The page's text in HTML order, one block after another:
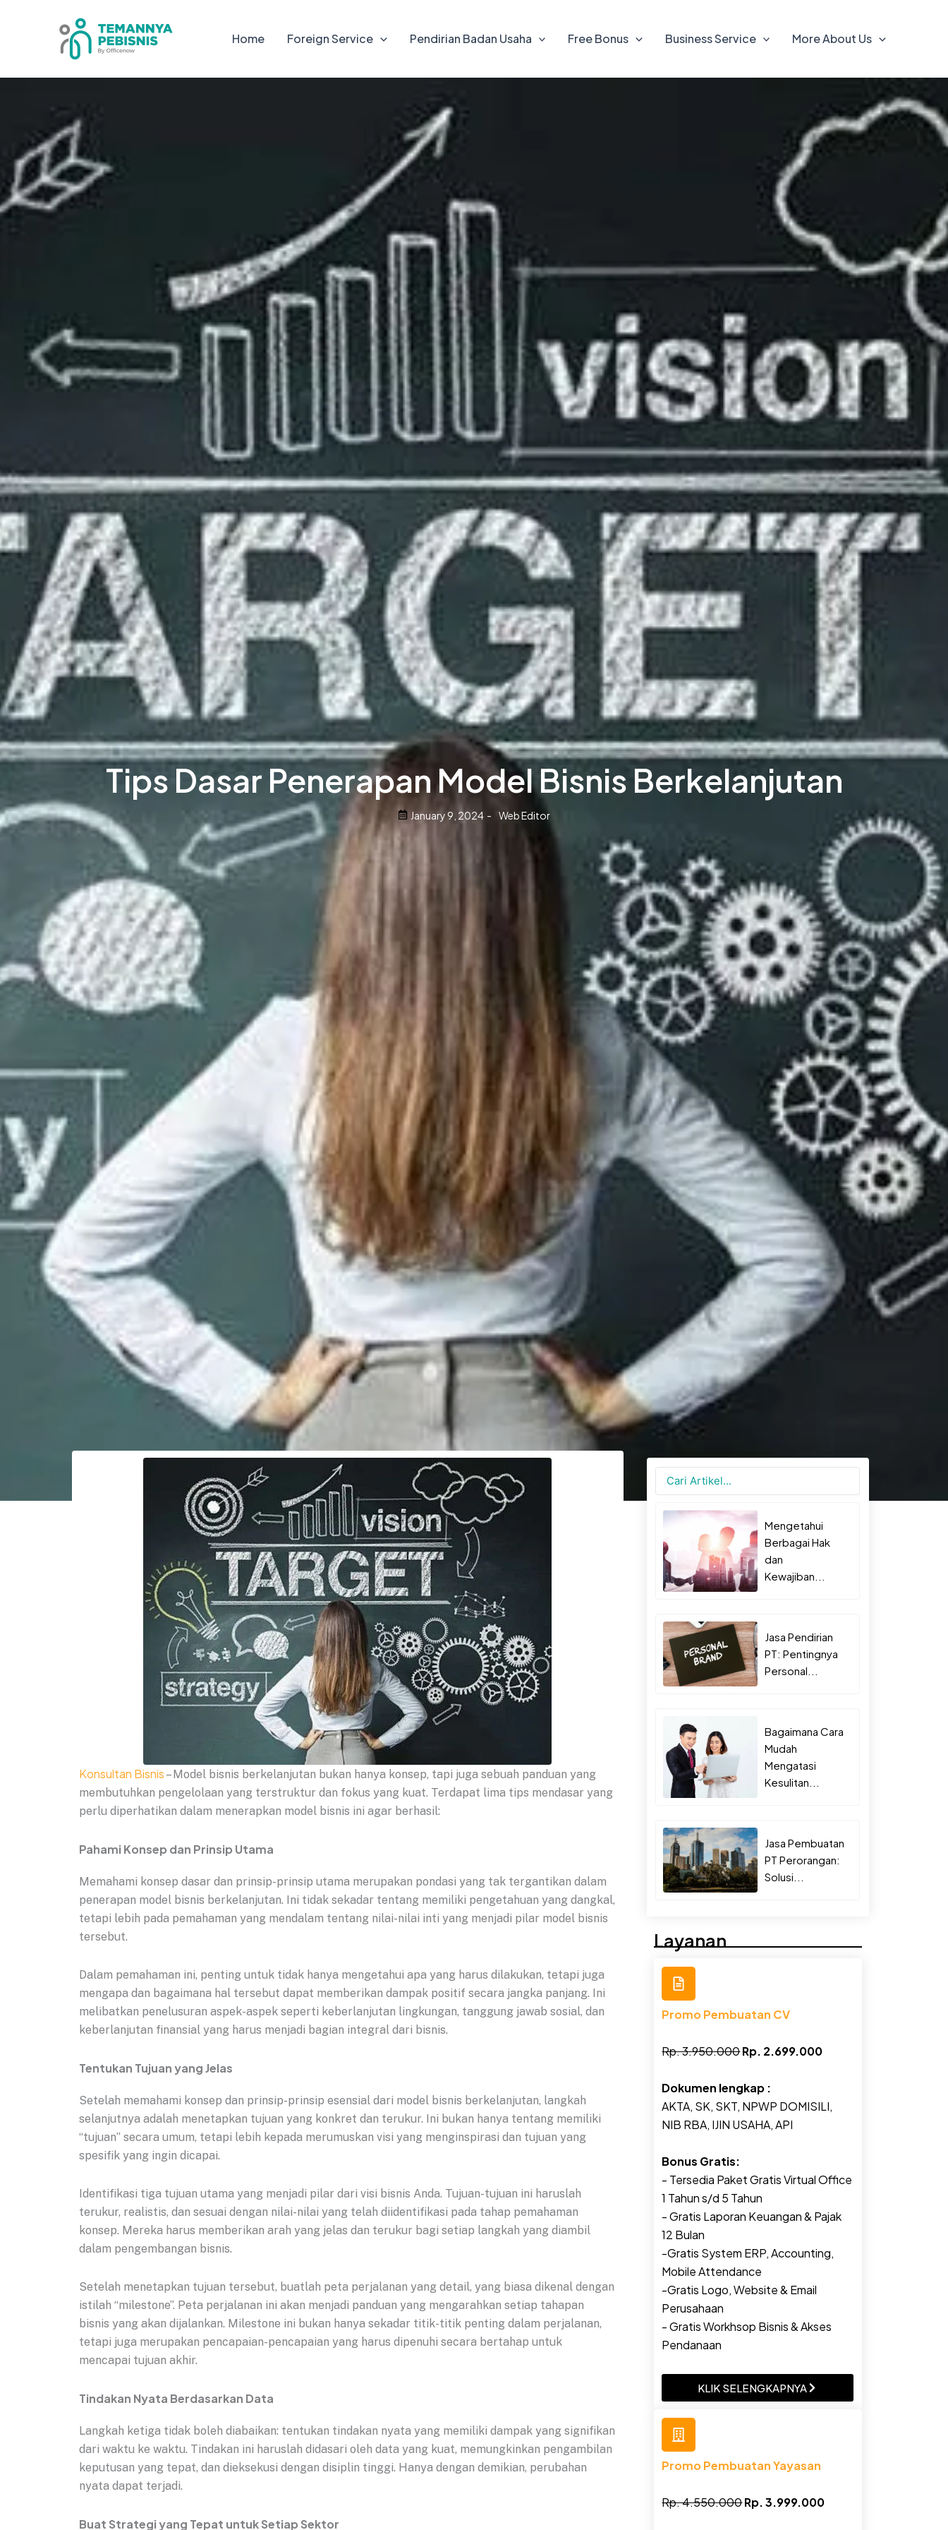
Home Foreign Service Pendirian Badan Usaha Free Bonus Business Service More About Us
Tips Dasar Penerapan Model Bisnis Berkelanjutan
January 9, 2024 - Web Editor
Konsultan Bisnis – Model bisnis berkelanjutan bukan hanya konsep, tapi juga sebuah panduan yang
membutuhkan pengelolaan yang terstruktur dan fokus yang kuat. Terdapat lima tips mendasar yang
perlu diperhatikan dalam menerapkan model bisnis ini agar berhasil:
Pahami Konsep dan Prinsip Utama
Memahami konsep dasar dan prinsip-prinsip utama merupakan pondasi yang tak tergantikan dalam
penerapan model bisnis berkelanjutan. Ini tidak sekadar tentang memiliki pengetahuan yang dangkal,
tetapi lebih pada pemahaman yang mendalam tentang nilai-nilai inti yang menjadi pilar model bisnis
tersebut.
Dalam pemahaman ini, penting untuk tidak hanya mengetahui apa yang harus dilakukan, tetapi juga
mengapa dan bagaimana hal tersebut dapat memberikan dampak positif secara jangka panjang. Ini
melibatkan penelusuran aspek-aspek seperti keberlanjutan lingkungan, tanggung jawab sosial, dan
keberlanjutan finansial yang harus menjadi bagian integral dari bisnis.
Tentukan Tujuan yang Jelas
Setelah memahami konsep dan prinsip-prinsip esensial dari model bisnis berkelanjutan, langkah
selanjutnya adalah menetapkan tujuan yang konkret dan terukur. Ini bukan hanya tentang memiliki
“tujuan” secara umum, tetapi lebih kepada merumuskan visi yang menginspirasi dan tujuan yang
spesifik yang ingin dicapai.
Identifikasi tiga tujuan utama yang menjadi pilar dari visi bisnis Anda. Tujuan-tujuan ini haruslah
terukur, realistis, dan sesuai dengan nilai-nilai yang telah diidentifikasi pada tahap pemahaman
konsep. Mereka harus memberikan arah yang jelas dan terukur bagi setiap langkah yang diambil
dalam pengembangan bisnis.
Setelah menetapkan tujuan tersebut, buatlah peta perjalanan yang detail, yang biasa dikenal dengan
istilah “milestone”. Peta perjalanan ini akan menjadi panduan yang mengarahkan setiap tahapan
bisnis yang akan dijalankan. Milestone ini bukan hanya sekadar titik-titik penting dalam perjalanan,
tetapi juga merupakan pencapaian-pencapaian yang harus dipenuhi secara bertahap untuk
mencapai tujuan akhir.
Tindakan Nyata Berdasarkan Data
Langkah ketiga tidak boleh diabaikan: tentukan tindakan nyata yang memiliki dampak yang signifikan
dari waktu ke waktu. Tindakan ini haruslah didasari oleh data yang kuat, memungkinkan pengambilan
keputusan yang tepat, dan dieksekusi dengan disiplin tinggi. Hanya dengan demikian, perubahan
nyata dapat terjadi.
Buat Strategi yang Tepat untuk Setiap Sektor
Search
Mengetahui
Berbagai Hak
dan
Kewajiban...
Jasa Pendirian
PT: Pentingnya
Personal...
Bagaimana Cara
Mudah
Mengatasi
Kesulitan...
Jasa Pembuatan
PT Perorangan:
Solusi...
Layanan
Promo Pembuatan CV
Rp. 3.950.000Rp. 2.699.000
Dokumen lengkap :
AKTA, SK, SKT, NPWP DOMISILI,
NIB RBA, IJIN USAHA, API
Bonus Gratis:
- Tersedia Paket Gratis Virtual Office
1 Tahun s/d 5 Tahun
- Gratis Laporan Keuangan & Pajak
12 Bulan
-Gratis System ERP, Accounting,
Mobile Attendance
-Gratis Logo, Website & Email
Perusahaan
- Gratis Workhsop Bisnis & Akses
Pendanaan
KLIK SELENGKAPNYA
Promo Pembuatan Yayasan
Rp. 4.550.000Rp. 3.999.000